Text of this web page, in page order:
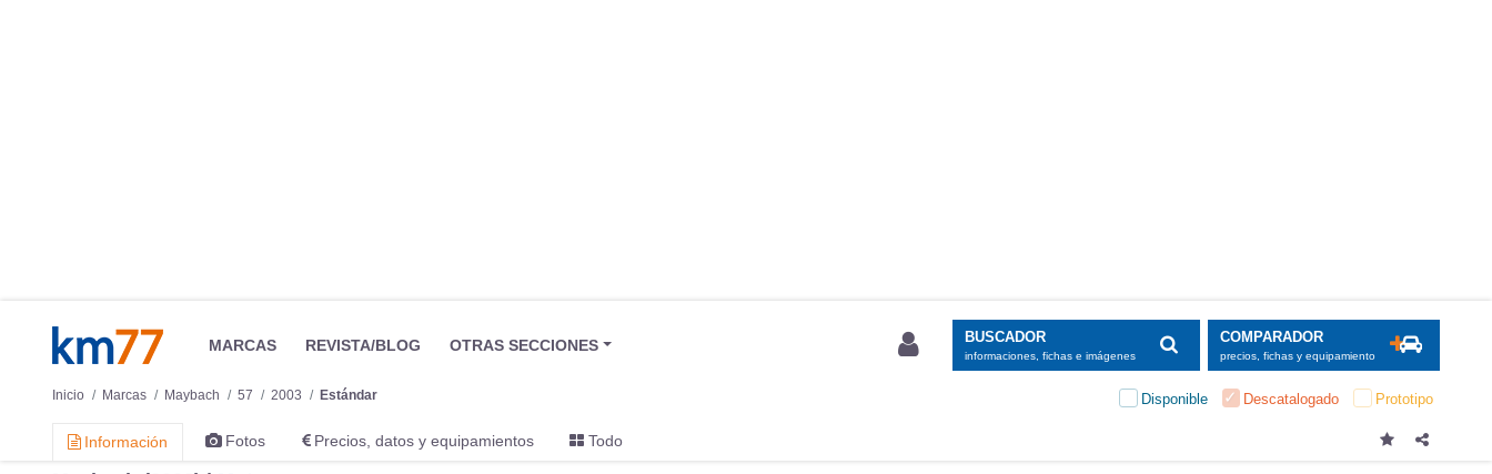
MARCAS REVISTA/BLOG OTRAS SECCIONES BUSCADOR
informaciones, fichas e imágenes
COMPARADOR
precios, fichas y equipamiento
Inicio Marcas Maybach 57 2003 Estándar Disponible Descatalogado Prototipo
Información Fotos Precios, datos y equipamientos Todo